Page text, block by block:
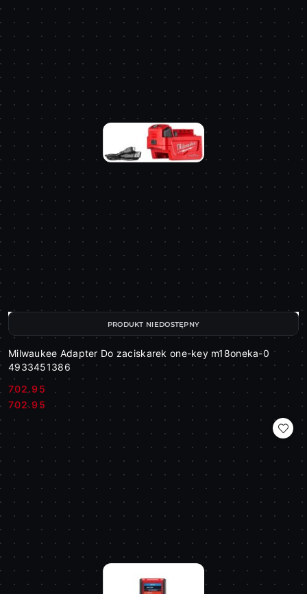
Milwaukee Adapter Do zaciskarek one-key m18oneka-0
4933451386
Cena:
702.95
Cena:
702.95
PRODUKT NIEDOSTĘPNY